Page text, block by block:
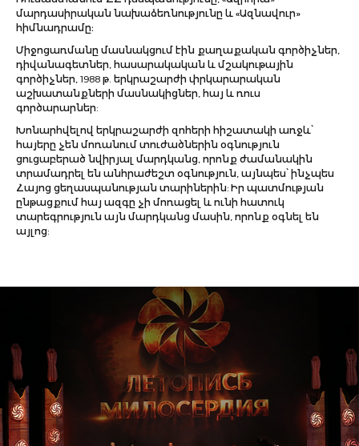
մարդասիրական նախաձեռնությունը և «Ազնավուր»
հիմնադրամը։
Միջոցառմանը մասնակցում էին քաղաքական գործիչներ,
դիվանագետներ, հասարակական և մշակութային
գործիչներ, 1988 թ. երկրաշարժի փրկարարական
աշխատանքների մասնակիցներ, հայ և ռուս
գործարարներ:
Խոնարհվելով երկրաշարժի զոհերի հիշատակի առջև՝
հայերը չեն մոռանում տուժածներին օգնություն
ցուցաբերած նվիրյալ մարդկանց, որոնք ժամանակին
տրամադրել են անհրաժեշտ օգնություն, այնպես՝ ինչպես
Հայոց ցեղասպանության տարիներին: Իր պատմության
ընթացքում հայ ազգը չի մոռացել և ունի հատուկ
տարեգրություն այն մարդկանց մասին, որոնք օգնել են
այլոց: